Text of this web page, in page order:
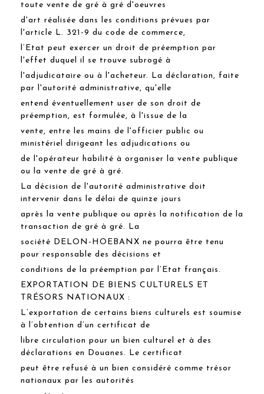
toute vente de gré à gré d'oeuvres
d'art réalisée dans les conditions prévues par
l'article L. 321-9 du code de commerce,
l’Etat peut exercer un droit de préemption par
l'effet duquel il se trouve subrogé à
l'adjudicataire ou à l'acheteur. La déclaration, faite
par l'autorité administrative, qu'elle
entend éventuellement user de son droit de
préemption, est formulée, à l'issue de la
vente, entre les mains de l'officier public ou
ministériel dirigeant les adjudications ou
de l'opérateur habilité à organiser la vente publique
ou la vente de gré à gré.
La décision de l'autorité administrative doit
intervenir dans le délai de quinze jours
après la vente publique ou après la notification de la
transaction de gré à gré. La
société DELON-HOEBANX ne pourra être tenu
pour responsable des décisions et
conditions de la préemption par l’Etat français.
EXPORTATION DE BIENS CULTURELS ET
TRÉSORS NATIONAUX :
L’exportation de certains biens culturels est soumise
à l’obtention d’un certificat de
libre circulation pour un bien culturel et à des
déclarations en Douanes. Le certificat
peut être refusé à un bien considéré comme trésor
nationaux par les autorités